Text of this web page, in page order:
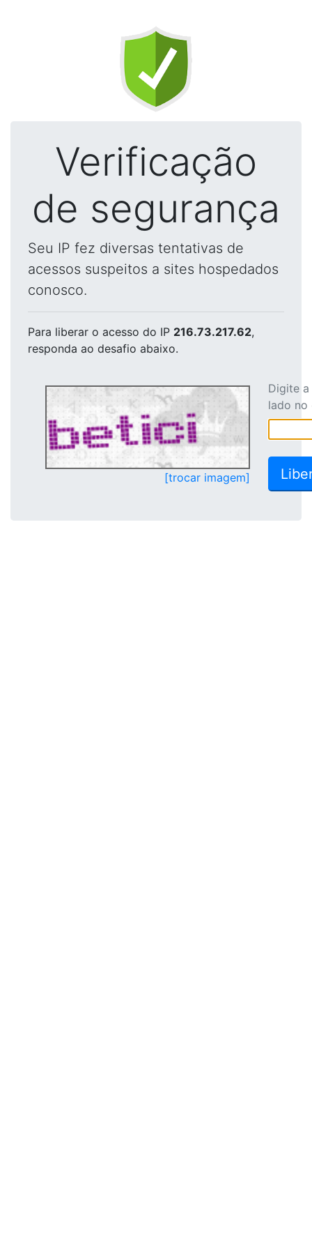
Verificação
de segurança
Seu IP fez diversas tentativas de
acessos suspeitos a sites hospedados
conosco.
Para liberar o acesso do IP 216.73.217.62,
responda ao desafio abaixo.
[trocar imagem]
Digite
lado no